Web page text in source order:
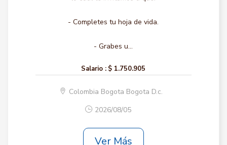
- Completes tu hoja de vida.
- Grabes u...
Salario : $ 1.750.905
Colombia Bogota Bogota D.c.
2026/08/05
Ver Más